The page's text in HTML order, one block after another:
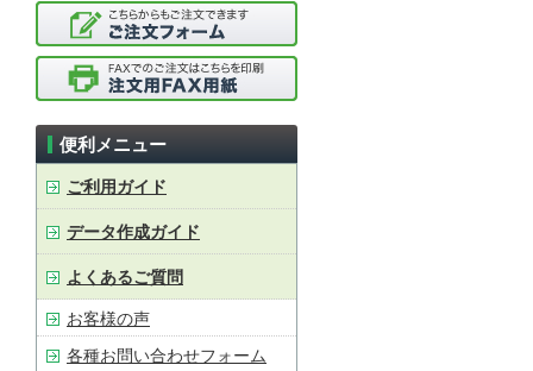
便利メニュー
ご利用ガイド
データ作成ガイド
よくあるご質問
お客様の声
各種お問い合わせフォーム